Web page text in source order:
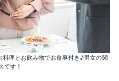
理とお飲み物でお食事付き♪男女の関
です！